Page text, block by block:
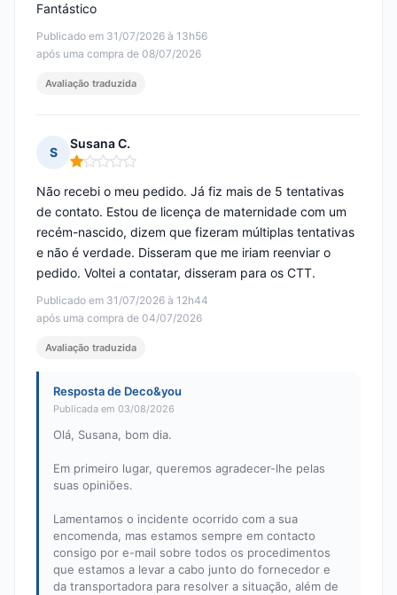
Publicado em 31/07/2026 à 13h56
após uma compra de 08/07/2026
Fantástico
Avaliação traduzida
S
Susana C.
Nota: 1 em 5
Publicado em 31/07/2026 à 12h44
após uma compra de 04/07/2026
Não recebi o meu pedido. Já fiz mais de 5 tentativas
de contato. Estou de licença de maternidade com um
recém-nascido, dizem que fizeram múltiplas tentativas
e não é verdade. Disseram que me iriam reenviar o
pedido. Voltei a contatar, disseram para os CTT.
Avaliação traduzida
Resposta de Deco&you
Publicada em 03/08/2026
Olá, Susana, bom dia.
Em primeiro lugar, queremos agradecer-lhe pelas
suas opiniões.
Lamentamos o incidente ocorrido com a sua
encomenda, mas estamos sempre em contacto
consigo por e-mail sobre todos os procedimentos
que estamos a levar a cabo junto do fornecedor e
da transportadora para resolver a situação, além de